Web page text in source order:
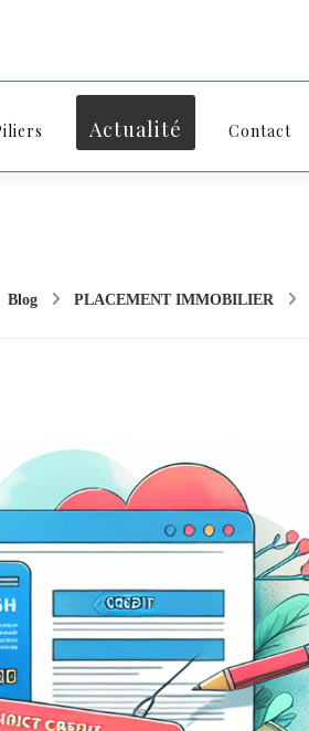
Actualité Contact
Blog PLACEMENT IMMOBILIER